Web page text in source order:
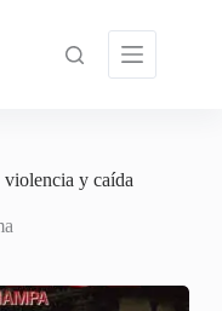
y caída